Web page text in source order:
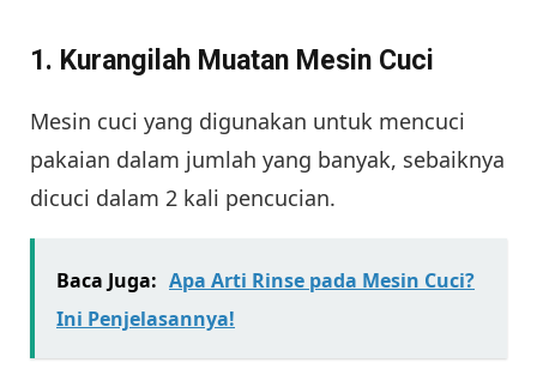
1. Kurangilah Muatan Mesin Cuci
Mesin cuci yang digunakan untuk mencuci
pakaian dalam jumlah yang banyak, sebaiknya
dicuci dalam 2 kali pencucian.
Baca Juga: Apa Arti Rinse pada Mesin Cuci?
Ini Penjelasannya!